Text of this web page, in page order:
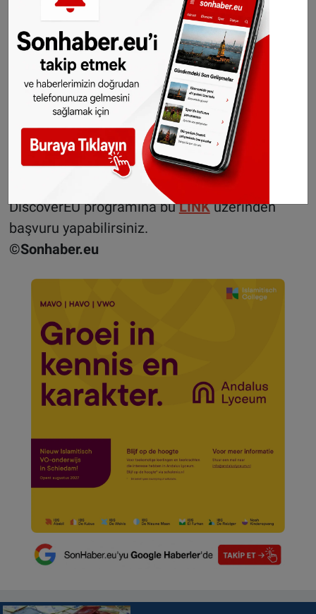
sorularını yanıtlaması gerekecek ve ardından
yapılacak Interrail çekilişi ile kazananlar
belirlenecek.
Vincent-Immanuel Herr ve Martin Speer adlı iki
Alman aktivistin girişimiyle başlatılan
DiscoverEU programı sayesinde 2018 yılından
bu yana bir milyonun üzerinde gence ücretsiz
tren bileti verildi.
DiscoverEU programına buLİNKüzerinden
başvuru yapabilirsiniz.
©Sonhaber.eu